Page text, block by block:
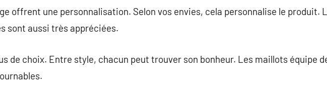
offrent une personnalisation. Selon vos envies, cela personnalise le produit.
sont aussi très appréciées.
de choix. Entre style, chacun peut trouver son bonheur. Les maillots équipe